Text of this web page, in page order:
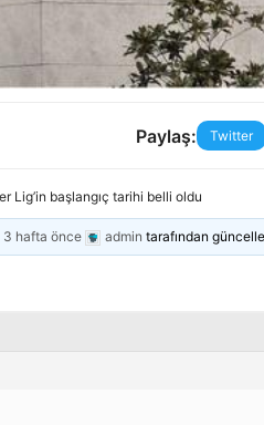
Paylaş: Twitter
Lig’in başlangıç tarihi belli oldu
3 hafta önce admin tarafından